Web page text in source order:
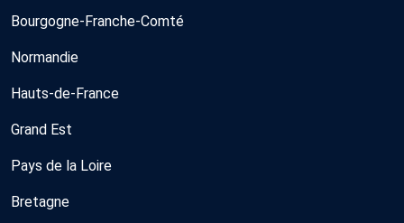
Bourgogne-Franche-Comté
Normandie
Hauts-de-France
Grand Est
Pays de la Loire
Bretagne